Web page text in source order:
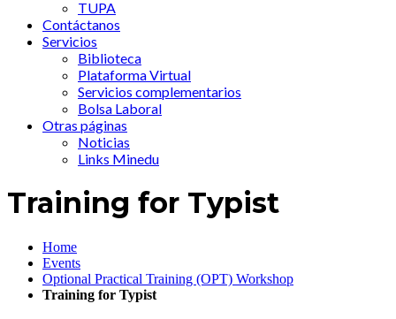
TUPA
Contáctanos
Servicios
Biblioteca
Plataforma Virtual
Servicios complementarios
Bolsa Laboral
Otras páginas
Noticias
Links Minedu
Training for Typist
Home
Events
Optional Practical Training (OPT) Workshop
Training for Typist